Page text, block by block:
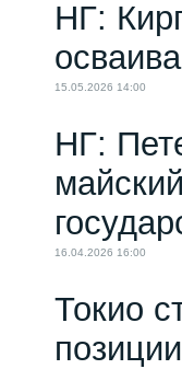
НГ:
15.05.2026 14:00
НГ:
16.04.2026 16:00
Токио